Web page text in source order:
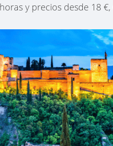
y precios desde 18 €,